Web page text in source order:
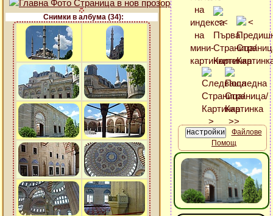
Снимки в албума (34):
Файлове
Помощ